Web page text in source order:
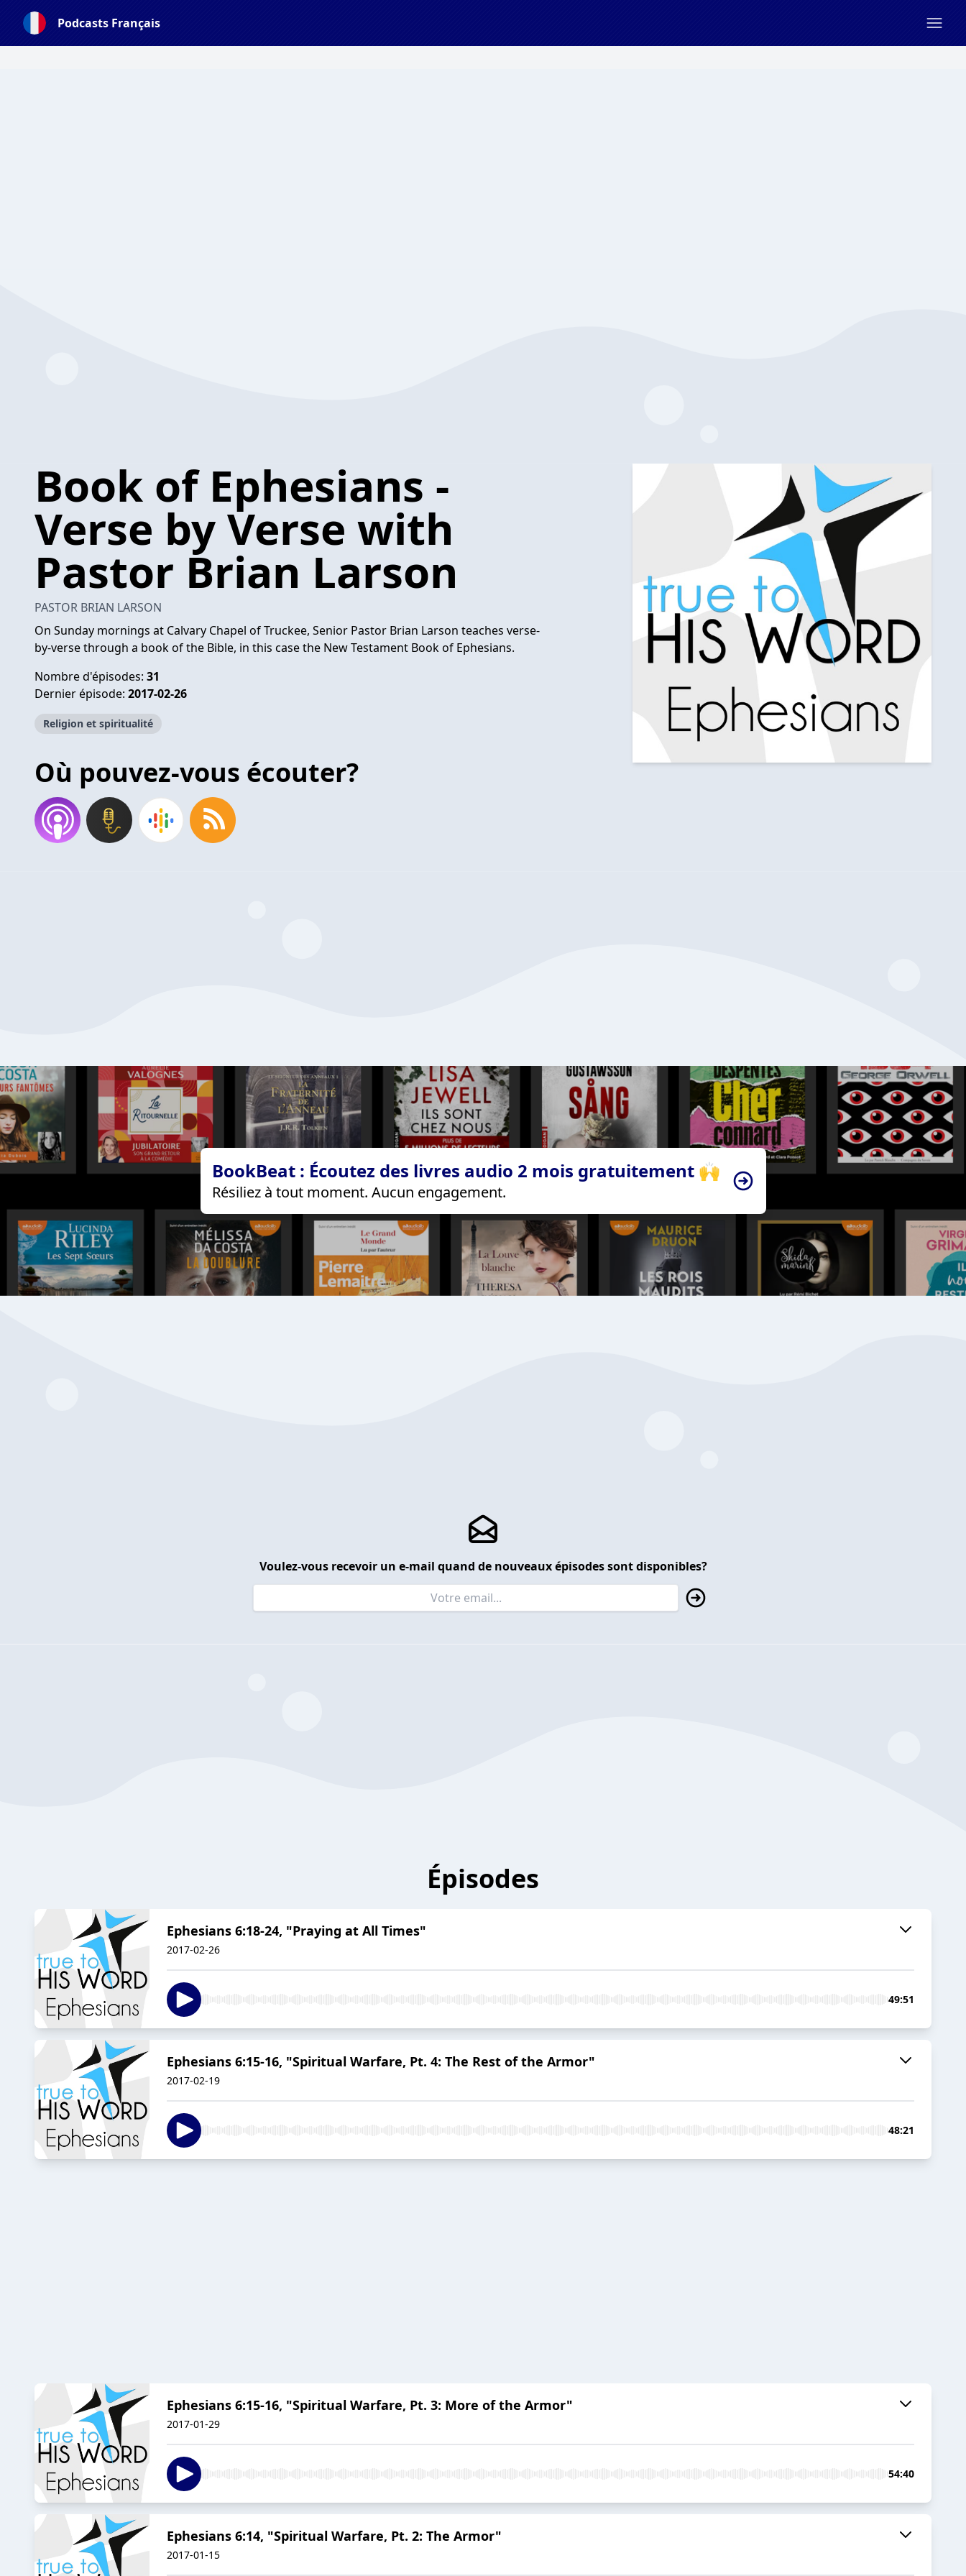
Podcasts Français
Book of Ephesians -
Verse by Verse with
Pastor Brian Larson
PASTOR BRIAN LARSON
On Sunday mornings at Calvary Chapel of Truckee, Senior Pastor Brian Larson teaches verse-
by-verse through a book of the Bible, in this case the New Testament Book of Ephesians.
Nombre d'épisodes: 31
Dernier épisode: 2017-02-26
Religion et spiritualité
Où pouvez-vous écouter?
BookBeat : Écoutez des livres audio 2 mois gratuitement 🙌
Résiliez à tout moment. Aucun engagement.
Voulez-vous recevoir un e-mail quand de nouveaux épisodes sont disponibles?
Épisodes
Ephesians 6:18-24, "Praying at All Times"
2017-02-26
49:51
Ephesians 6:15-16, "Spiritual Warfare, Pt. 4: The Rest of the Armor"
2017-02-19
48:21
Ephesians 6:15-16, "Spiritual Warfare, Pt. 3: More of the Armor"
2017-01-29
54:40
Ephesians 6:14, "Spiritual Warfare, Pt. 2: The Armor"
2017-01-15